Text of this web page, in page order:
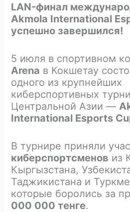
LAN-финал
Akmola International
успешно завершился!
5 июля в спортивном
Arena в Кокшетау
одного из крупнейших
киберспортивных
Центральной Азии —
International Esports
В турнире приняли
киберспортсменов из
Кыргызстана,
Таджикистана и
которые боролись за
000 000 тенге.